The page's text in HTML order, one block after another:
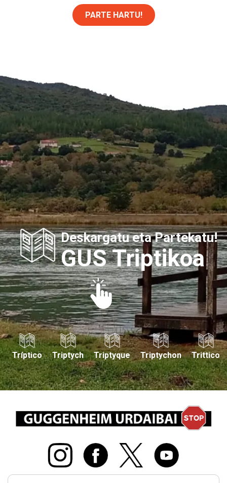
PARTE HARTU!
Deskargatu eta Partekatu!
GUS Triptikoa
Tríptico Triptych Triptyque Triptychon Trittico